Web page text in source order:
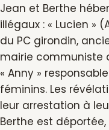
Jean et Berthe
illégaux : « Lucien »
du PC girondin,
mairie communiste
« Anny »
féminins. Les
leur arrestation à
Berthe est